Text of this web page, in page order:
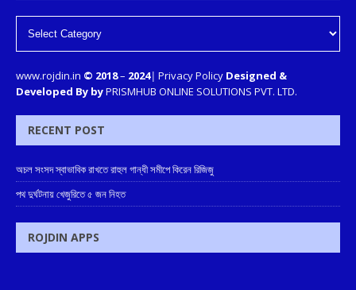
www.rojdin.in © 2018– 2024| Privacy Policy Designed &
Developed By byPRISMHUB ONLINE SOLUTIONS PVT. LTD.
RECENT POST
অচল সংসদ স্বাভাবিক রাখতে রাহুল গান্ধী সমীপে কিরেন রিজিজু
পথ দুর্ঘটনায় খেজুরিতে ৫ জন নিহত
ROJDIN APPS